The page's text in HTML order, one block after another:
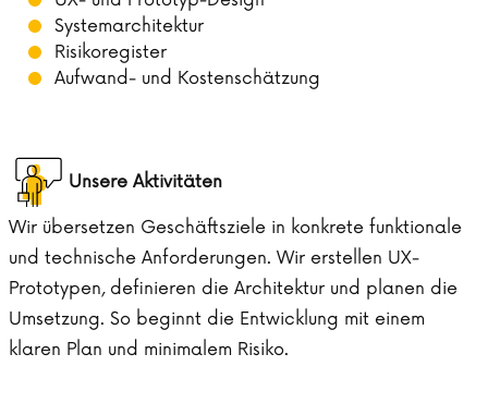
Systemarchitektur
Risikoregister
Aufwand- und Kostenschätzung
Unsere Aktivitäten
Wir übersetzen Geschäftsziele in konkrete funktionale
und technische Anforderungen. Wir erstellen UX-
Prototypen, definieren die Architektur und planen die
Umsetzung. So beginnt die Entwicklung mit einem
klaren Plan und minimalem Risiko.